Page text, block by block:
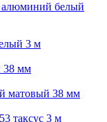
белый
3 м
38 мм
матовый 38 мм
таксус 3 м